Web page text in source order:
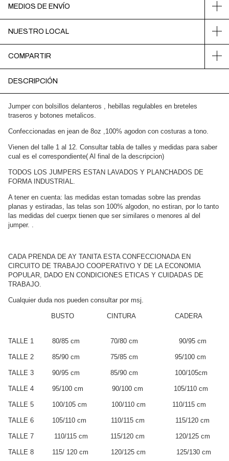
MEDIOS DE ENVÍO
NUESTRO LOCAL
COMPARTIR
DESCRIPCIÓN
Jumper con bolsillos delanteros , hebillas regulables en breteles
traseros y botones metalicos.
Confeccionadas en jean de 8oz ,100% agodon con costuras a tono.
Vienen del talle 1 al 12. Consultar tabla de talles y medidas para saber
cual es el correspondiente( Al final de la descripcion)
TODOS LOS JUMPERS ESTAN LAVADOS Y PLANCHADOS DE
FORMA INDUSTRIAL.
A tener en cuenta: las medidas estan tomadas sobre las prendas
planas y estiradas, las telas son 100% algodon, no estiran, por lo tanto
las medidas del cuerpx tienen que ser similares o menores al del
jumper. .
CADA PRENDA DE AY TANITA ESTA CONFECCIONADA EN
CIRCUITO DE TRABAJO COOPERATIVO Y DE LA ECONOMIA
POPULAR, DADO EN CONDICIONES ETICAS Y CUIDADAS DE
TRABAJO.
Cualquier duda nos pueden consultar por msj.
BUSTO CINTURA CADERA
TALLE 1 80/85 cm 70/80 cm 90/95 cm
TALLE 2 85/90 cm 75/85 cm 95/100 cm
TALLE 3 90/95 cm 85/90 cm 100/105cm
TALLE 4 95/100 cm 90/100 cm 105/110 cm
TALLE 5 100/105 cm 100/110 cm 110/115 cm
TALLE 6 105/110 cm 110/115 cm 115/120 cm
TALLE 7 110/115 cm 115/120 cm 120/125 cm
TALLE 8 115/ 120 cm 120/125 cm 125/130 cm